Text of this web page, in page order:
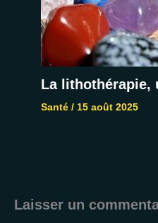
La lithothérapie,
Santé/ 15 août 2025
Laisser un